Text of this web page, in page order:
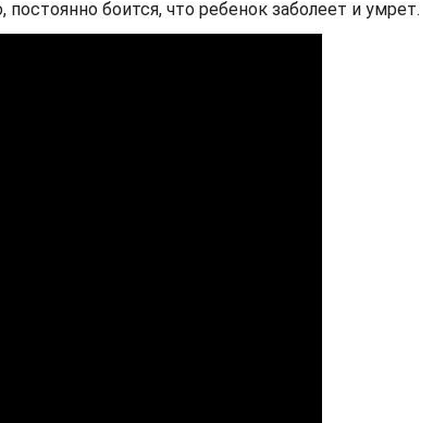
боится, что ребенок заболеет и умрет.